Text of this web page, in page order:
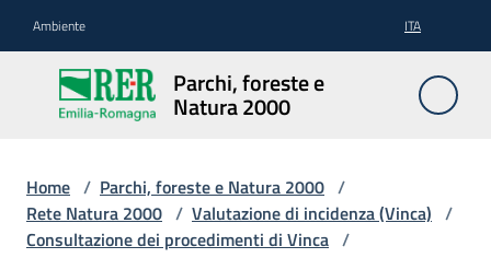
Ambiente ITA
Parchi, foreste e
Natura 2000
Parchi,
foreste
e
2000
Home / Parchi, foreste e Natura 2000 /
Rete Natura 2000 / Valutazione di incidenza (Vinca) /
Consultazione dei procedimenti di Vinca /